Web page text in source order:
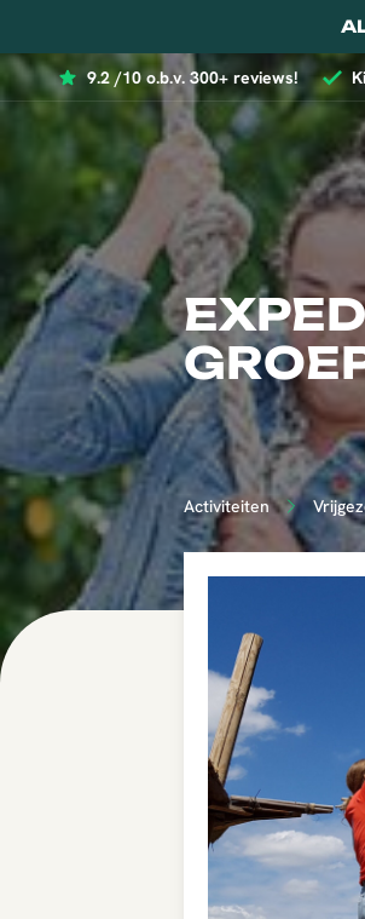
9.2 /10 o.b.v. 300+ reviews!
Activiteiten